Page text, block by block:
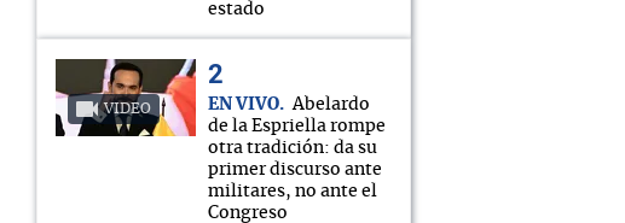
estado
VIDEO EN VIVO
Abelardo
de la Espriella rompe
otra tradición: da su
primer discurso ante
militares, no ante el
Congreso